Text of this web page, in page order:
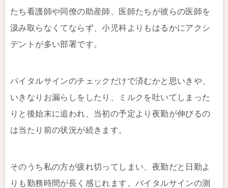
たち看護師や同僚の助産師、医師たちが彼らの医師を
汲み取らなくてならず、小児科よりもはるかにアクシ
デントが多い部署です。
バイタルサインのチェックだけで済むかと思いきや、
いきなりお漏らしをしたり、ミルクを吐いてしまった
りと後始末に追われ、当初の予定より夜勤が伸びるの
は当たり前の状況が続きます。
そのうち私の方が疲れ切ってしまい、夜勤だと日勤よ
りも勤務時間が長く感じれます。バイタルサインの測